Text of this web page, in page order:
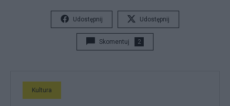
Udostępnij Udostępnij
Skomentuj 2
Kultura